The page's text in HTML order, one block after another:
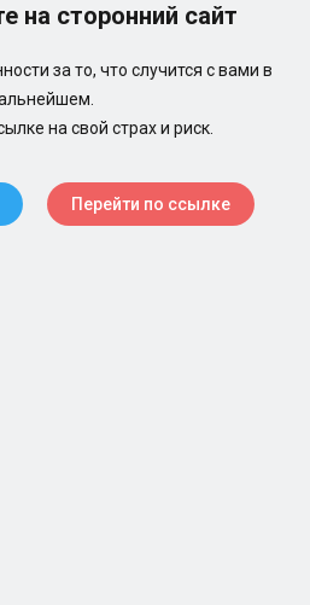
на сторонний сайт
за то, что случится с вами в
на свой страх и риск.
Перейти по ссылке